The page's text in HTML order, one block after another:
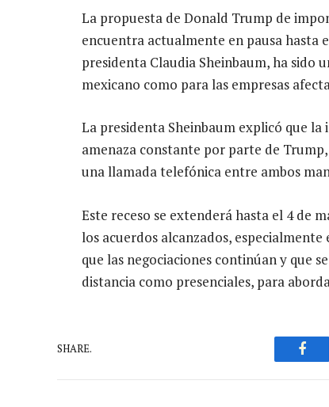
La propuesta de Donald Trump de
encuentra actualmente en pausa hasta
presidenta Claudia Sheinbaum, ha sido
mexicano como para las empresas
La presidenta Sheinbaum explicó que
amenaza constante por parte de
una llamada telefónica entre ambos
Este receso se extenderá hasta el 4 de
los acuerdos alcanzados,
que las negociaciones continúan y que
distancia como presenciales, para
SHARE.